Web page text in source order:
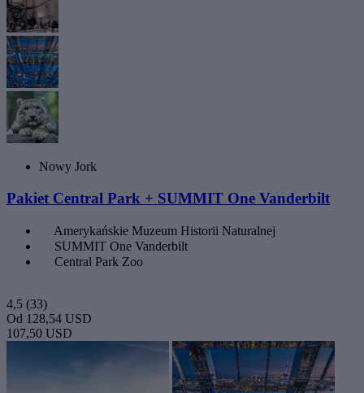
Nowy Jork
Pakiet Central Park + SUMMIT One Vanderbilt
Amerykańskie Muzeum Historii Naturalnej
SUMMIT One Vanderbilt
Central Park Zoo
4,5 (33)
Od 128,54 USD
107,50 USD